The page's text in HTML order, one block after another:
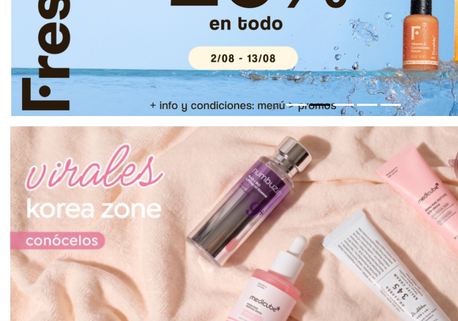
MAQUIFARMA
KOREA ZONE
TRAVEL SIZE
NATURE
OFERTAS
OUTLET
¡HAN VUELTO!
PRÓXIMAMENTE
BLOG